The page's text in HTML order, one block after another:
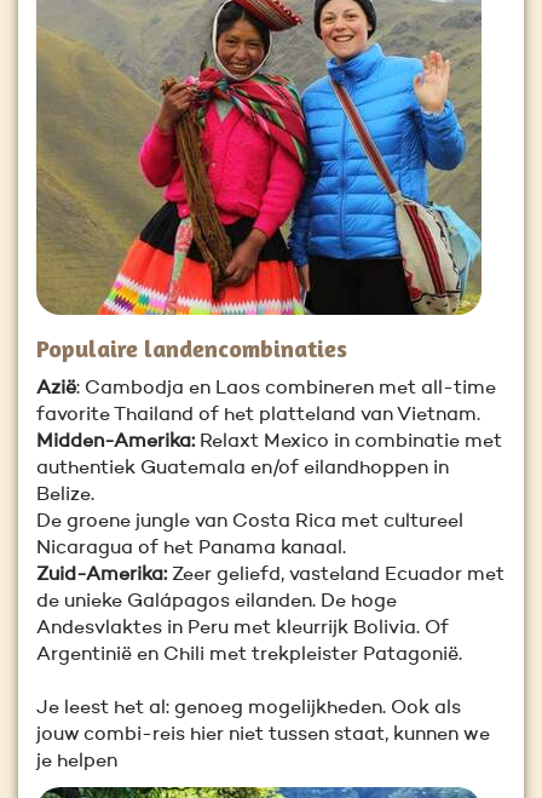
Populaire landencombinaties
Azië: Cambodja en Laos combineren met all-time
favorite Thailand of het platteland van Vietnam.
Midden-Amerika: Relaxt Mexico in combinatie met
authentiek Guatemala en/of eilandhoppen in
Belize.
De groene jungle van Costa Rica met cultureel
Nicaragua of het Panama kanaal.
Zuid-Amerika: Zeer geliefd, vasteland Ecuador met
de unieke Galápagos eilanden. De hoge
Andesvlaktes in Peru met kleurrijk Bolivia. Of
Argentinië en Chili met trekpleister Patagonië.
Je leest het al: genoeg mogelijkheden. Ook als
jouw combi-reis hier niet tussen staat, kunnen we
je helpen